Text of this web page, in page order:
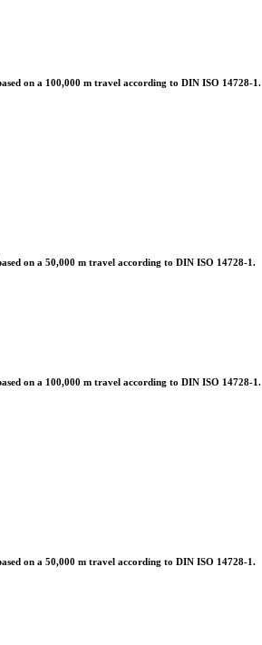
on a 100,000 m travel according to DIN ISO 14728-1.
on a 50,000 m travel according to DIN ISO 14728-1.
on a 100,000 m travel according to DIN ISO 14728-1.
on a 50,000 m travel according to DIN ISO 14728-1.